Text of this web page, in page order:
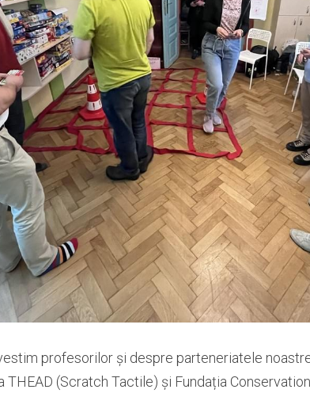
profesorilor și despre parteneriatele
(Scratch Tactile) și Fundația Conservation